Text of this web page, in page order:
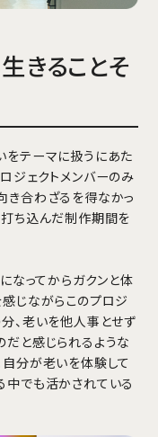
きることそ
をテーマに扱うにあた
ジェクトメンバーのみ
き合わざるを得なかっ
打ち込んだ制作期間を
なってからガクンと体
感じながらこのプロジ
、老いを他人事とせず
だと感じられるような
自分が老いを体験して
中でも活かされている